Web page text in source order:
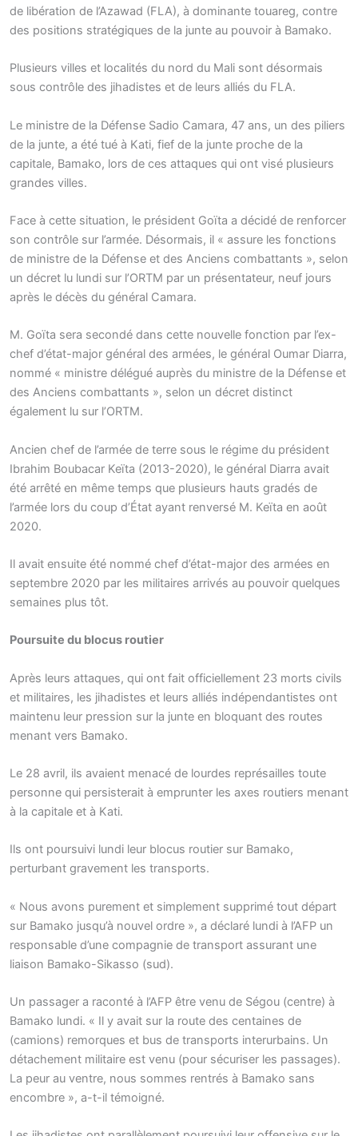
de libération de l’Azawad (FLA), à dominante touareg, contre
des positions stratégiques de la junte au pouvoir à Bamako.
Plusieurs villes et localités du nord du Mali sont désormais
sous contrôle des jihadistes et de leurs alliés du FLA.
Le ministre de la Défense Sadio Camara, 47 ans, un des piliers
de la junte, a été tué à Kati, fief de la junte proche de la
capitale, Bamako, lors de ces attaques qui ont visé plusieurs
grandes villes.
Face à cette situation, le président Goïta a décidé de renforcer
son contrôle sur l’armée. Désormais, il « assure les fonctions
de ministre de la Défense et des Anciens combattants », selon
un décret lu lundi sur l’ORTM par un présentateur, neuf jours
après le décès du général Camara.
M. Goïta sera secondé dans cette nouvelle fonction par l’ex-
chef d’état-major général des armées, le général Oumar Diarra,
nommé « ministre délégué auprès du ministre de la Défense et
des Anciens combattants », selon un décret distinct
également lu sur l’ORTM.
Ancien chef de l’armée de terre sous le régime du président
Ibrahim Boubacar Keïta (2013-2020), le général Diarra avait
été arrêté en même temps que plusieurs hauts gradés de
l’armée lors du coup d’État ayant renversé M. Keïta en août
2020.
Il avait ensuite été nommé chef d’état-major des armées en
septembre 2020 par les militaires arrivés au pouvoir quelques
semaines plus tôt.
Poursuite du blocus routier
Après leurs attaques, qui ont fait officiellement 23 morts civils
et militaires, les jihadistes et leurs alliés indépendantistes ont
maintenu leur pression sur la junte en bloquant des routes
menant vers Bamako.
Le 28 avril, ils avaient menacé de lourdes représailles toute
personne qui persisterait à emprunter les axes routiers menant
à la capitale et à Kati.
Ils ont poursuivi lundi leur blocus routier sur Bamako,
perturbant gravement les transports.
« Nous avons purement et simplement supprimé tout départ
sur Bamako jusqu’à nouvel ordre », a déclaré lundi à l’AFP un
responsable d’une compagnie de transport assurant une
liaison Bamako-Sikasso (sud).
Un passager a raconté à l’AFP être venu de Ségou (centre) à
Bamako lundi. « Il y avait sur la route des centaines de
(camions) remorques et bus de transports interurbains. Un
détachement militaire est venu (pour sécuriser les passages).
La peur au ventre, nous sommes rentrés à Bamako sans
encombre », a-t-il témoigné.